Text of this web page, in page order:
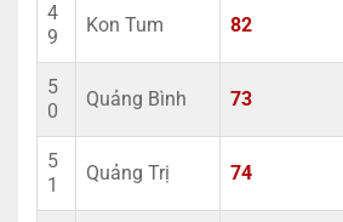
4
9
Kon Tum 82
5
0
Quảng Bình 73
5
1
Quảng Trị 74